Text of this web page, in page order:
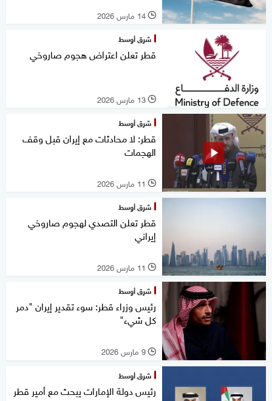
l 14 مارس 2026
شرق أوسط
قطر تعلن اعتراض هجوم صاروخي
l 13 مارس 2026
شرق أوسط
قطر: لا محادثات مع إيران قبل وقف
الهجمات
l 11 مارس 2026
شرق أوسط
قطر تعلن التصدي لهجوم صاروخي
إيراني
l 11 مارس 2026
شرق أوسط
رئيس وزراء قطر: سوء تقدير إيران "دمر
كل شيء"
l 9 مارس 2026
شرق أوسط
رئيس دولة الإمارات يبحث مع أمير قطر